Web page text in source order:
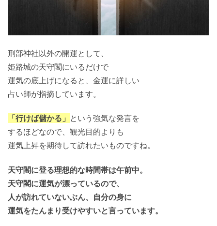
刑部神社以外の開運として、
姫路城の天守閣にいるだけで
運気の底上げになると、金運に詳しい
占い師が指摘しています。
「行けば儲かる」 という強気な発言を
するほどなので、観光目的よりも
運気上昇を期待して訪れたいものですね。
天守閣に登る理想的な時間帯は午前中。
天守閣に運気が漂っているので、
人が訪れていないぶん、自分の身に
運気をたんまり受けやすいと言っています。